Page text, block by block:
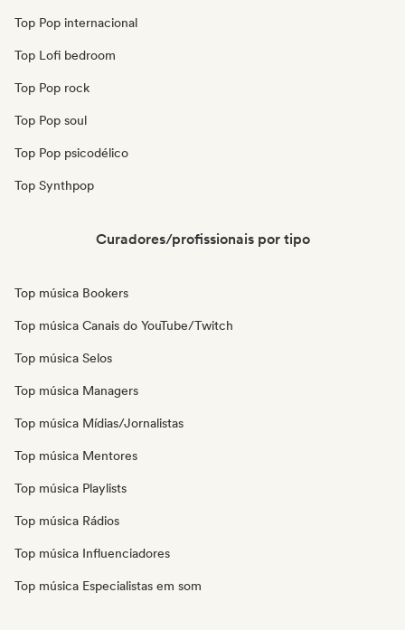
Top Pop internacional
Top Lofi bedroom
Top Pop rock
Top Pop soul
Top Pop psicodélico
Top Synthpop
Curadores/profissionais por tipo
Top música Bookers
Top música Canais do YouTube/Twitch
Top música Selos
Top música Managers
Top música Mídias/Jornalistas
Top música Mentores
Top música Playlists
Top música Rádios
Top música Influenciadores
Top música Especialistas em som